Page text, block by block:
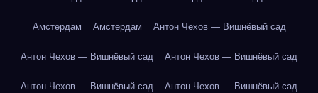
Амстердам Амстердам Антон Чехов — Вишнёвый сад
Антон Чехов — Вишнёвый сад Антон Чехов — Вишнёвый сад
Антон Чехов — Вишнёвый сад Антон Чехов — Вишнёвый сад